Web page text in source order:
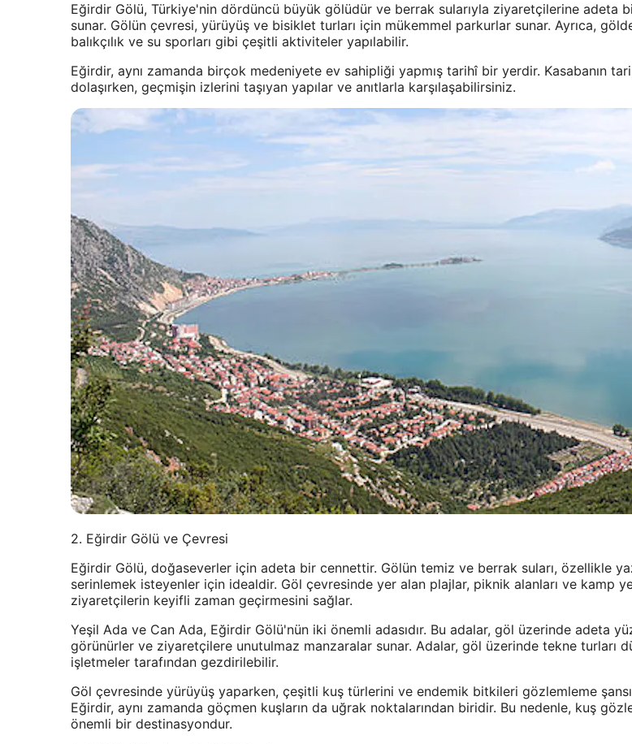
Eğirdir Gölü, Türkiye'nin dördüncü büyük gölüdür ve berrak sularıyla ziyaretçilerine adeta
sunar. Gölün çevresi, yürüyüş ve bisiklet turları için mükemmel parkurlar sunar. Ayrıca,
balıkçılık ve su sporları gibi çeşitli aktiviteler yapılabilir.
Eğirdir, aynı zamanda birçok medeniyete ev sahipliği yapmış tarihî bir yerdir. Kasabanın
dolaşırken, geçmişin izlerini taşıyan yapılar ve anıtlarla karşılaşabilirsiniz.
2. Eğirdir Gölü ve Çevresi
Eğirdir Gölü, doğaseverler için adeta bir cennettir. Gölün temiz ve berrak suları, özellikle
serinlemek isteyenler için idealdir. Göl çevresinde yer alan plajlar, piknik alanları ve kamp
ziyaretçilerin keyifli zaman geçirmesini sağlar.
Yeşil Ada ve Can Ada, Eğirdir Gölü'nün iki önemli adasıdır. Bu adalar, göl üzerinde adeta
görünürler ve ziyaretçilere unutulmaz manzaralar sunar. Adalar, göl üzerinde tekne turları
işletmeler tarafından gezdirilebilir.
Göl çevresinde yürüyüş yaparken, çeşitli kuş türlerini ve endemik bitkileri gözlemleme
Eğirdir, aynı zamanda göçmen kuşların da uğrak noktalarından biridir. Bu nedenle, kuş
önemli bir destinasyondur.